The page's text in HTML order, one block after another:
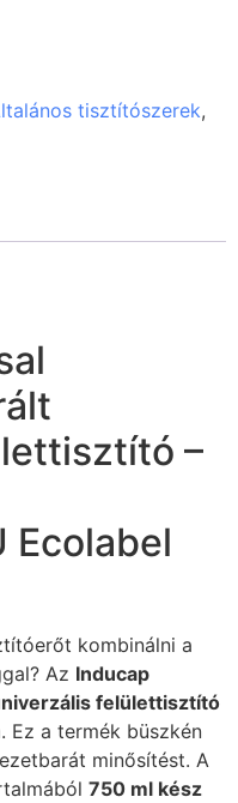
tisztítószerek,
–
Ecolabel
kombinálni a
Az Inducap
felülettisztító
Ez a termék büszkén
minősítést. A
750 ml kész